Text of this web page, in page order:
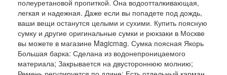
полеуретановой пропиткой. Она водоотталкивающая,
легкая и надежная. Даже если вы попадете под дождь,
ваши вещи останутся целыми и сухими. Купить поясную
сумку и другие оригинальные сумки и рюкзаки в Москве
вы можете в магазине Magicmag. Сумка поясная Якорь
Большая барка: Сделана из водонепроницаемого
материала; Закрывается на двустороннюю молнию;